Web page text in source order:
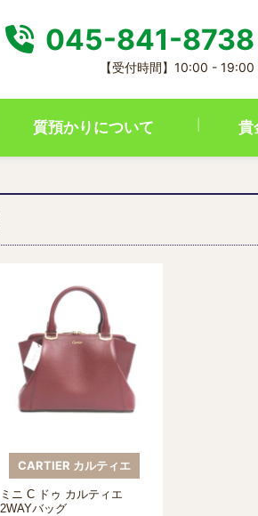
045-841-8738
【受付時間】10:00 - 19:00
質預かりについて 貴
CARTIER カルティエ
ミニ C ドゥ カルティエ
2WAYバッグ